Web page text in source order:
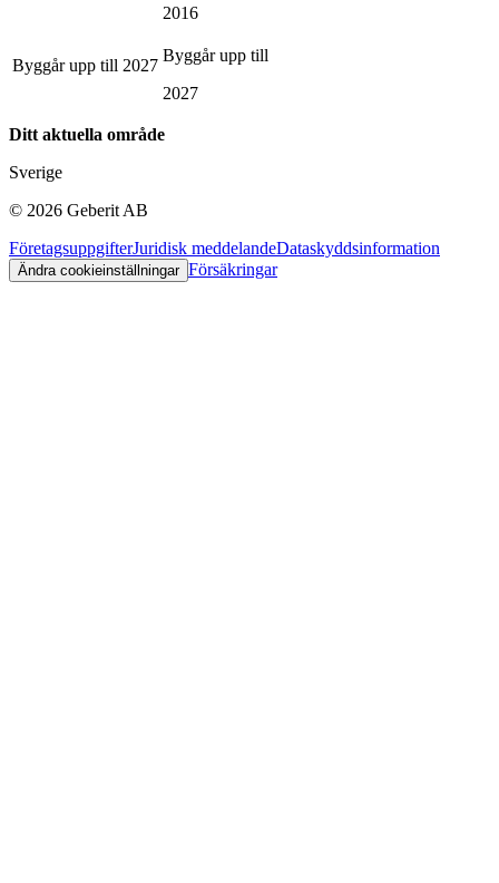
2016
Byggår upp till 2027
Byggår upp till
2027
Ditt aktuella område
Sverige
© 2026 Geberit AB
FöretagsuppgifterJuridisk meddelandeDataskyddsinformation
Ändra cookieinställningar Försäkringar